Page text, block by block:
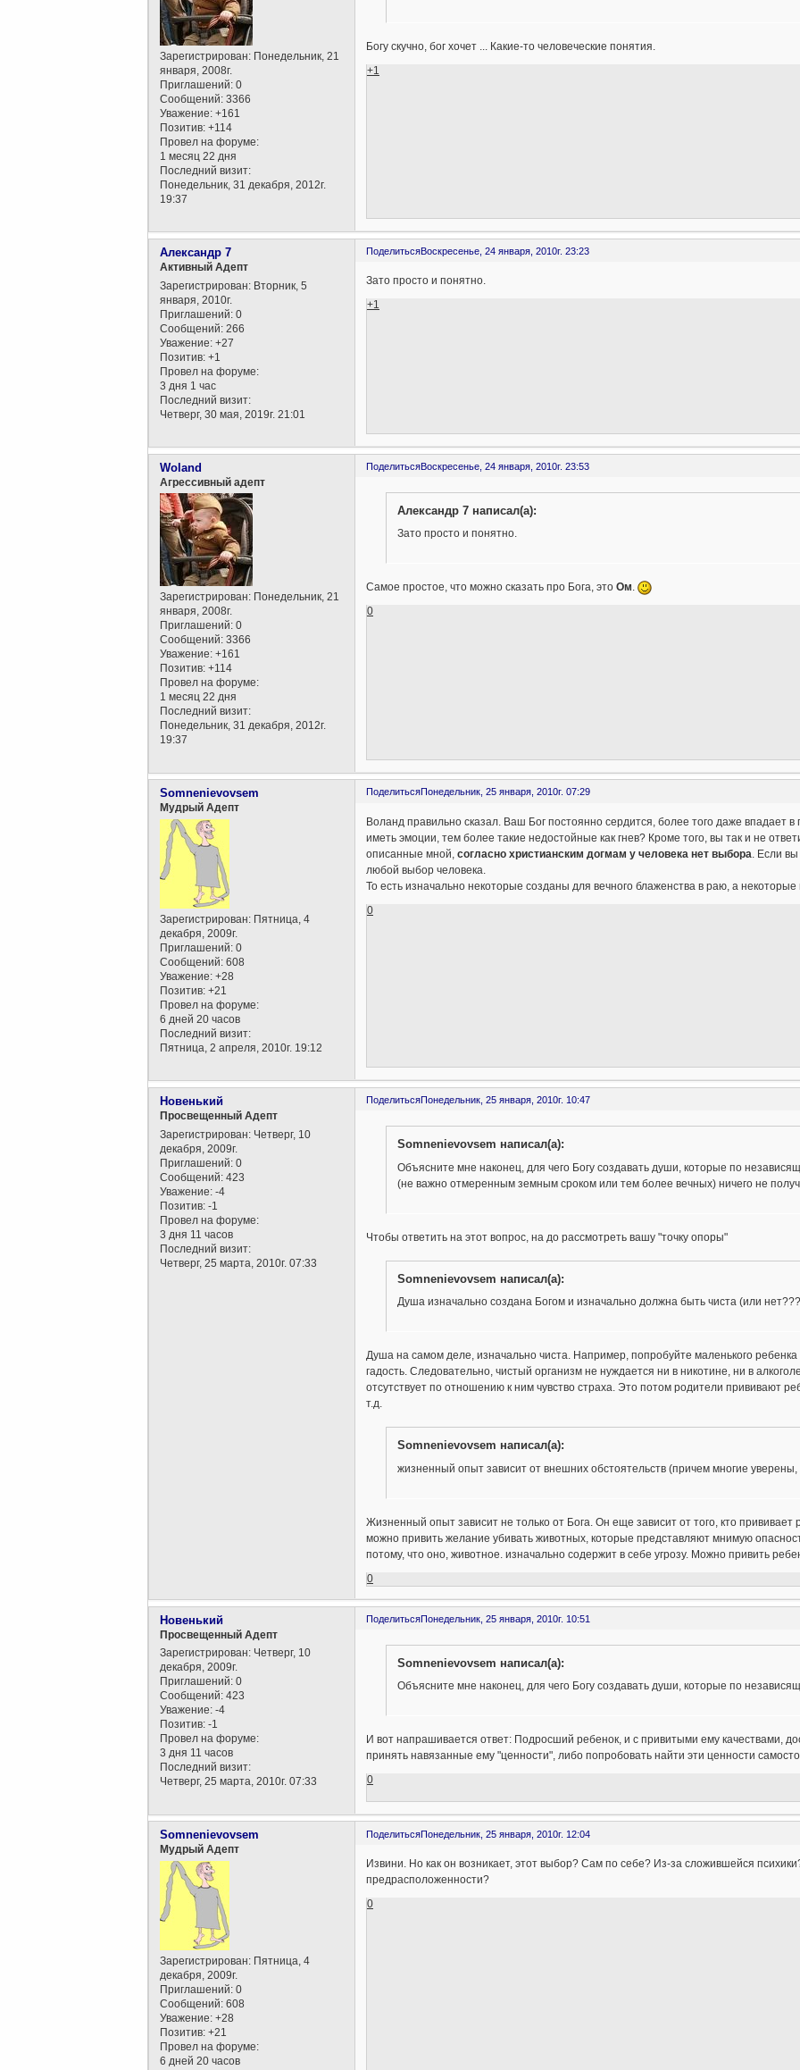
Зарегистрирован: Понедельник, 21
января, 2008г.
Приглашений: 0
Сообщений: 3366
Уважение: +161
Позитив: +114
Провел на форуме:
1 месяц 22 дня
Последний визит:
Понедельник, 31 декабря, 2012г.
19:37
Богу скучно, бог хочет ... Какие-то человеческие понятия.
+1
ПоделитьсяВоскресенье, 24 января, 2010г. 23:23
Александр 7
Активный Адепт
Зарегистрирован: Вторник, 5
января, 2010г.
Приглашений: 0
Сообщений: 266
Уважение: +27
Позитив: +1
Провел на форуме:
3 дня 1 час
Последний визит:
Четверг, 30 мая, 2019г. 21:01
Зато просто и понятно.
+1
ПоделитьсяВоскресенье, 24 января, 2010г. 23:53
Woland
Агрессивный адепт
Зарегистрирован: Понедельник, 21
января, 2008г.
Приглашений: 0
Сообщений: 3366
Уважение: +161
Позитив: +114
Провел на форуме:
1 месяц 22 дня
Последний визит:
Понедельник, 31 декабря, 2012г.
19:37
Александр 7 написал(а):
Зато просто и понятно.
Самое простое, что можно сказать про Бога, это Ом.
0
ПоделитьсяПонедельник, 25 января, 2010г. 07:29
Somnenievovsem
Мудрый Адепт
Зарегистрирован: Пятница, 4
декабря, 2009г.
Приглашений: 0
Сообщений: 608
Уважение: +28
Позитив: +21
Провел на форуме:
6 дней 20 часов
Последний визит:
Пятница, 2 апреля, 2010г. 19:12
Воланд правильно сказал. Ваш Бог постоянно сердится, более того даже впадает
иметь эмоции, тем более такие недостойные как гнев? Кроме того, вы так и не
описанные мной, согласно христианским догмам у человека нет выбора . Если
любой выбор человека.
То есть изначально некоторые созданы для вечного блаженства в раю, а
0
ПоделитьсяПонедельник, 25 января, 2010г. 10:47
Новенький
Просвещенный Адепт
Зарегистрирован: Четверг, 10
декабря, 2009г.
Приглашений: 0
Сообщений: 423
Уважение: -4
Позитив: -1
Провел на форуме:
3 дня 11 часов
Последний визит:
Четверг, 25 марта, 2010г. 07:33
Somnenievovsem написал(а):
Объясните мне наконец, для чего Богу создавать души, которые по
(не важно отмеренным земным сроком или тем более вечных) ничего не
Чтобы ответить на этот вопрос, на до рассмотреть вашу "точку опоры"
Somnenievovsem написал(а):
Душа изначально создана Богом и изначально должна быть чиста (или
Душа на самом деле, изначально чиста. Например, попробуйте маленького ребенка
гадость. Следовательно, чистый организм не нуждается ни в никотине, ни в
отсутствует по отношению к ним чувство страха. Это потом родители прививают
т.д.
Somnenievovsem написал(а):
жизненный опыт зависит от внешних обстоятельств (причем многие уверены,
Жизненный опыт зависит не только от Бога. Он еще зависит от того, кто
можно привить желание убивать животных, которые представляют мнимую
потому, что оно, животное. изначально содержит в себе угрозу. Можно привить
0
ПоделитьсяПонедельник, 25 января, 2010г. 10:51
Новенький
Просвещенный Адепт
Зарегистрирован: Четверг, 10
декабря, 2009г.
Приглашений: 0
Сообщений: 423
Уважение: -4
Позитив: -1
Провел на форуме:
3 дня 11 часов
Последний визит:
Четверг, 25 марта, 2010г. 07:33
Somnenievovsem написал(а):
Объясните мне наконец, для чего Богу создавать души, которые по
И вот напрашивается ответ: Подросший ребенок, и с привитыми ему качествами,
принять навязанные ему "ценности", либо попробовать найти эти ценности
0
ПоделитьсяПонедельник, 25 января, 2010г. 12:04
Somnenievovsem
Мудрый Адепт
Зарегистрирован: Пятница, 4
декабря, 2009г.
Приглашений: 0
Сообщений: 608
Уважение: +28
Позитив: +21
Провел на форуме:
6 дней 20 часов
Извини. Но как он возникает, этот выбор? Сам по себе? Из-за сложившейся
предрасположенности?
0